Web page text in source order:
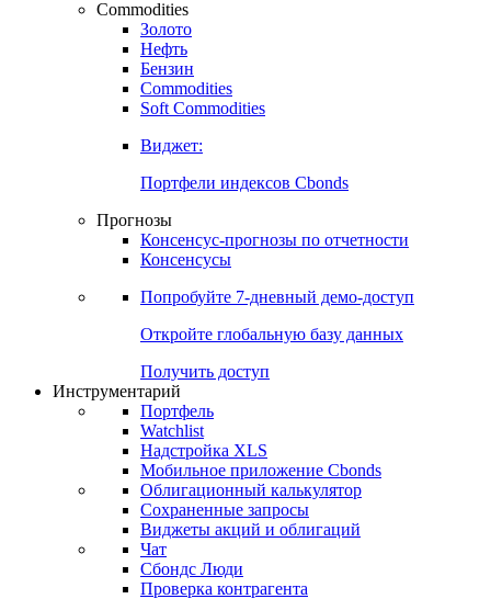
Commodities
Золото
Нефть
Бензин
Commodities
Soft Commodities
Виджет:
Портфели индексов Cbonds
Прогнозы
Консенсус-прогнозы по отчетности
Консенсусы
Попробуйте 7-дневный демо-доступ
Откройте глобальную базу данных
Получить доступ
Инструментарий
Портфель
Watchlist
Надстройка XLS
Мобильное приложение Cbonds
Облигационный калькулятор
Сохраненные запросы
Виджеты акций и облигаций
Чат
Сбондс Люди
Проверка контрагента